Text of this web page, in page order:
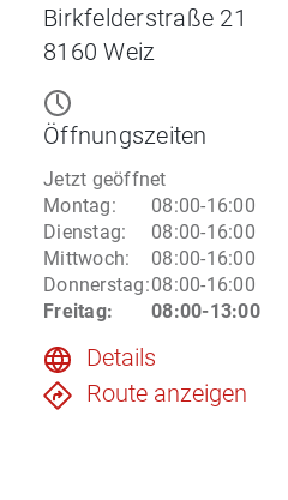
Birkfelderstraße 21
8160 Weiz
Öffnungszeiten
Jetzt geöffnet
Montag:
08:00-16:00
Dienstag:
08:00-16:00
Mittwoch:
08:00-16:00
Donnerstag:08:00-16:00
Freitag: 08:00-13:00
Details
Route anzeigen